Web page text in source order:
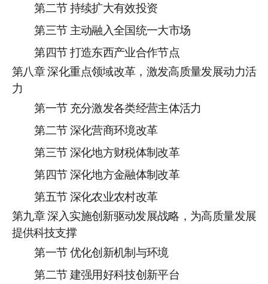
第二节 持续扩大有效投资
第三节 主动融入全国统一大市场
第四节 打造东西产业合作节点
第八章 深化重点领域改革，激发高质量发展动力活
力
第一节 充分激发各类经营主体活力
第二节 深化营商环境改革
第三节 深化地方财税体制改革
第四节 深化地方金融体制改革
第五节 深化农业农村改革
第九章 深入实施创新驱动发展战略，为高质量发展
提供科技支撑
第一节 优化创新机制与环境
第二节 建强用好科技创新平台